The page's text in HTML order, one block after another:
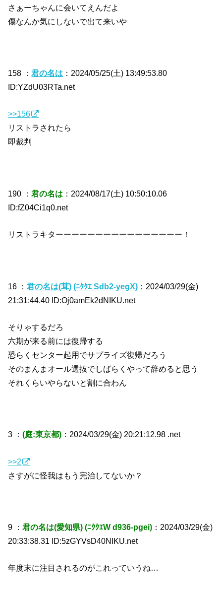
さぁーちゃんに会いてえんだよ
傷なんか気にしないで出て来いや
158 ：君の名は ：2024/05/25(土) 13:49:53.80
ID:YZdU03RTa.net
>>156
リストラされたら
即裁判
190 ：君の名は ：2024/08/17(土) 10:50:10.06
ID:fZ04Ci1q0.net
リストラキターーーーーーーーーーーーーーーー！
16 ：君の名は(茸) (ﾆｸｸｴ Sdb2-yegX) ：2024/03/29(金)
21:31:44.40 ID:Oj0amEk2dNIKU.net
そりゃするだろ
六期が来る前には復帰する
恐らくセンター起用でサプライズ復帰だろう
そのまんまオール選抜でしばらくやって辞めると思う
それくらいやらないと割に合わん
3 ：(庭:東京都) ：2024/03/29(金) 20:21:12.98 .net
>>2
さすがに怪我はもう完治してないか？
9 ：君の名は(愛知県) (ﾆｸｸｴW d936-pgei) ：2024/03/29(金)
20:33:38.31 ID:5zGYVsD40NIKU.net
年度末に注目されるのがこれっていうね…